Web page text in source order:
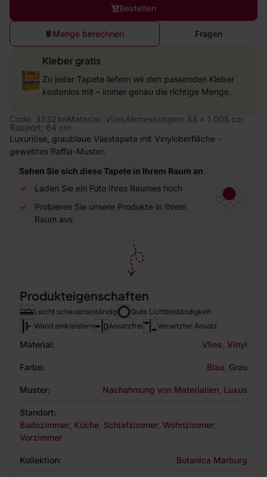
Bestellen
Menge berechnen Fragen
Kleber gratis
Zu jeder Tapete liefern wir den passenden Kleber
kostenlos mit – immer genau die richtige Menge.
Code: 33321mMaterial: VliesAbmessungen: 53 x 1 005 cm
Rapport: 64 cm
Luxuriöse, graublaue Vliestapete mit Vinyloberfläche -
gewebtes Raffia-Muster.
Sehen Sie sich diese Tapete in Ihrem Raum an
Laden Sie ein Foto Ihres Raumes hoch
Probieren Sie unsere Produkte in Ihrem
Raum aus
Produkteigenschaften
Leicht scheuerbeständig
Gute Lichtbeständigkeit
Wand einkleistern
Ansatzfrei Versetzter Ansatz
Material: Vlies Vinyl
Farbe: Blau Grau
Muster: Nachahmung von Materialien Luxus
Standort:
Badezimmer Küche Schlafzimmer Wohnzimmer
Vorzimmer
Kollektion: Botanica Marburg